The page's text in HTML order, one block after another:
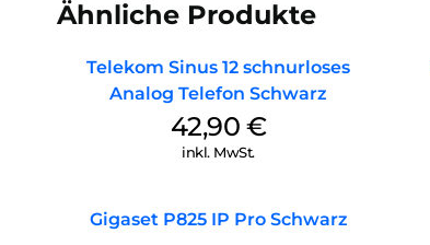
Ähnliche Produkte
Telekom Sinus 12 schnurloses
Analog Telefon Schwarz
42,90 €
inkl. MwSt.
Gigaset P825 IP Pro Schwarz